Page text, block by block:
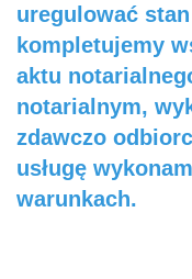
uregulować
kompletujemy
aktu
notarialnym,
zdawczo
usługę
warunkach.